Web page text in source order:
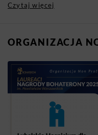
Czytaj więcej
ORGANIZACJA